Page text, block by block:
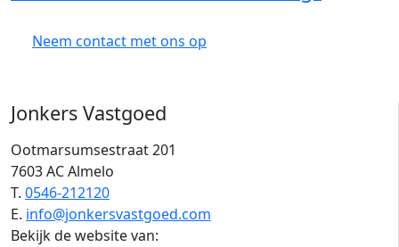
Neem contact met ons op
Jonkers Vastgoed
Ootmarsumsestraat 201
7603 AC Almelo
T. 0546-212120
E. info@jonkersvastgoed.com
Bekijk de website van: